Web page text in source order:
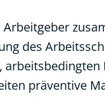
des
präventive